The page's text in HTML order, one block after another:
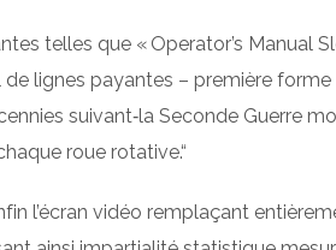
telles que « Operator’s Manual
lignes payantes – première
suivant‑la Seconde Guerre
roue rotative.“
l’écran vidéo remplaçant